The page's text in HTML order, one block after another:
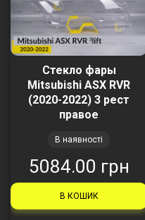
Стекло фары
Mitsubishi ASX RVR
(2020-2022) 3 рест
правое
В наявності
5084.00 грн
В КОШИК